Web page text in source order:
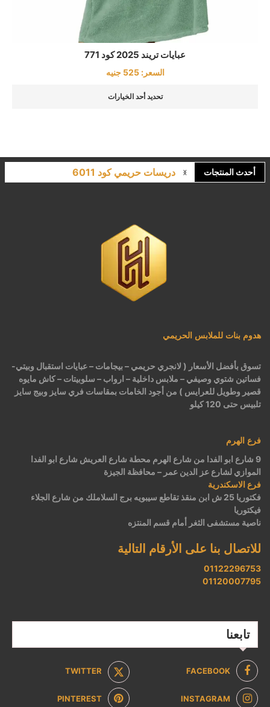
عبايات تريند 2025 كود 771
السعر:525 جنيه
تحديد أحد الخيارات
أحدث المنتجات
دريسات حريمي كود 6011
هدوم بنات للملابس الحريمي
تسوق بأفضل الأسعار ( لانجري حريمي – بيجامات – عبايات استقبال وبيتي-
فساتين شتوي وصيفي – ملابس داخلية – ارواب – سلوبيتات – كاش مايوه
قصير وطويل للعرايس ) من أجود الخامات بمقاسات فري سايز وبيج سايز
تلبيس حتى 120 كيلو
فرع الهرم
9 شارع ابو الفدا من شارع الهرم محطة شارع العريش شارع ابو الفدا
الموازي لشارع عز الدين عمر – محافظة الجيزة
فرع الاسكندرية
فكتوريا 25 ش ابن منقذ تقاطع سيبويه برج السلاملك من شارع الجلاء
فيكتوريا
ناصية مستشفى الثغر أمام قسم المنتزه
للاتصال بنا على الأرقام التالية
01122296753
01120007795
تابعنا
FACEBOOK
TWITTER
INSTAGRAM
PINTEREST